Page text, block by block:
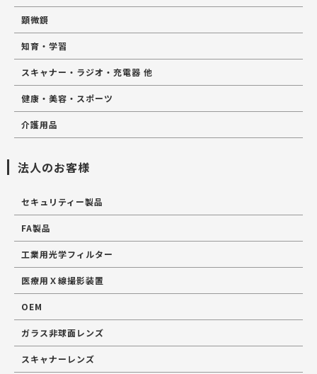
顕微鏡
知育・学習
スキャナー・ラジオ・充電器 他
健康・美容・スポーツ
介護用品
法人のお客様
セキュリティー製品
FA製品
工業用光学フィルター
医療用Ｘ線撮影装置
OEM
ガラス非球面レンズ
スキャナーレンズ